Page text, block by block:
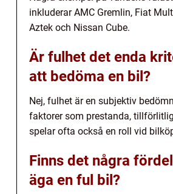
inkluderar AMC Gremlin, Fiat
Aztek och Nissan Cube.
Är fulhet det enda
att bedöma en bil?
Nej, fulhet är en subjektiv
faktorer som prestanda,
spelar ofta också en roll vid
Finns det några
äga en ful bil?